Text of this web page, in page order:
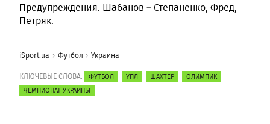
Предупреждения: Шабанов – Степаненко, Фред,
Петряк.
iSport.ua Футбол Украина
КЛЮЧЕВЫЕ СЛОВА: ФУТБОЛ УПЛ ШАХТЕР
ОЛИМПИК
ЧЕМПИОНАТ УКРАИНЫ